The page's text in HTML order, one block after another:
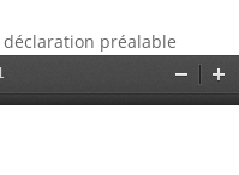
préalable